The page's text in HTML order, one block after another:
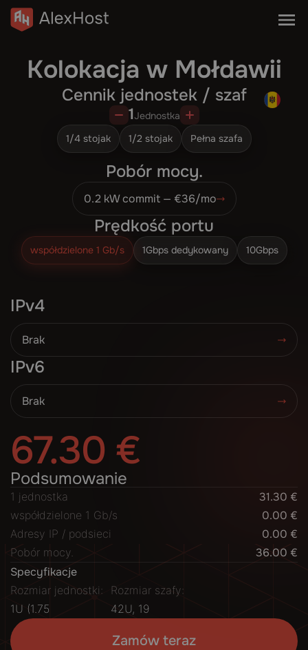
Kolokacja w Mołdawii
Cennik jednostek / szaf
1Jednostka
1/4 stojak
1/2 stojak Pełna szafa
Pobór mocy.
0.2 kW commit — €36/mo
Prędkość portu
współdzielone 1 Gb/s 1Gbps dedykowany 10Gbps
IPv4
Brak
IPv6
Brak
67.30 €
Podsumowanie
1 jednostka 31.30 €
współdzielone 1 Gb/s 0.00 €
Adresy IP / podsieci 0.00 €
Pobór mocy.
36.00 €
Specyfikacje
Rozmiar jednostki:
1U (1.75
Rozmiar szafy:
42U, 19
Zamów teraz
Kolokacja w Mołdawii
PowrótSpersonalizowane zapytanie
Zamów teraz
Rozmiar jednostki:
Rozmiar szafy: